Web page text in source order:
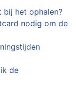
bij het ophalen?
nodig om de
de